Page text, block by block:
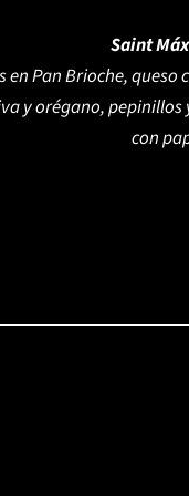
Saint
en Pan Brioche,
y orégano,
con